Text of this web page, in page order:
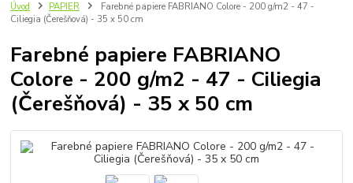
Úvod PAPIER
Farebné papiere FABRIANO Colore - 200 g/m2 - 47 -
Ciliegia (Čerešňová) - 35 x 50 cm
Farebné papiere FABRIANO
Colore - 200 g/m2 - 47 - Ciliegia
(Čerešňová) - 35 x 50 cm